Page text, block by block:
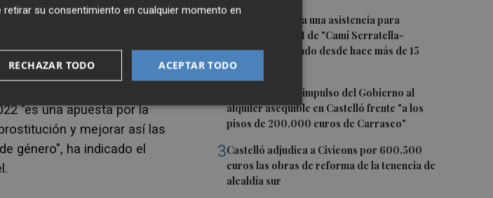
Burriana impulsa una asistencia para
completar el PAI de "Camí Serratella-
Marge", paralizado desde hace más de 15
años
Simó destaca el impulso del Gobierno al
alquiler asequible en Castelló frente "a los
pisos de 200.000 euros de Carrasco"
3Castelló adjudica a Civicons por 600.500
euros las obras de reforma de la tenencia de
alcaldía sur
en 48 cursos organizados en
Táctica policial, Psicología y
10 cursos de competencia
"es una apuesta por la
y mejorar así las
género", ha indicado el
retirar su consentimiento en cualquier momento en
ACEPTAR TODO
RECHAZAR TODO